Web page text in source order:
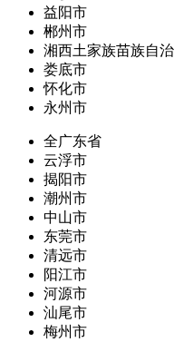
益阳市
郴州市
湘西土家族苗族自
娄底市
怀化市
永州市
全广东省
云浮市
揭阳市
潮州市
中山市
东莞市
清远市
阳江市
河源市
汕尾市
梅州市